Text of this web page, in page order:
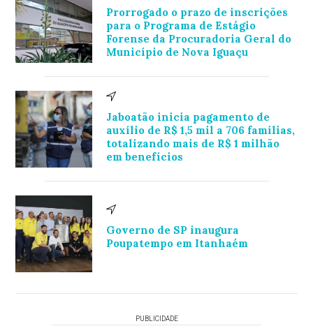
Prorrogado o prazo de inscrições
para o Programa de Estágio
Forense da Procuradoria Geral do
Município de Nova Iguaçu
Jaboatão inicia pagamento de
auxílio de R$ 1,5 mil a 706 famílias,
totalizando mais de R$ 1 milhão
em benefícios
Governo de SP inaugura
Poupatempo em Itanhaém
PUBLICIDADE